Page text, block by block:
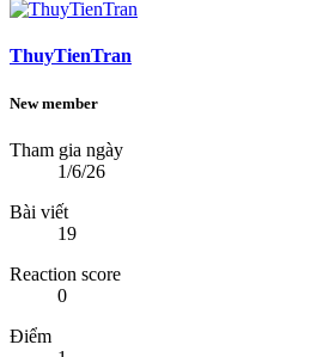
ThuyTienTran
New member
Tham gia ngày
1/6/26
Bài viết
19
Reaction score
0
Điểm